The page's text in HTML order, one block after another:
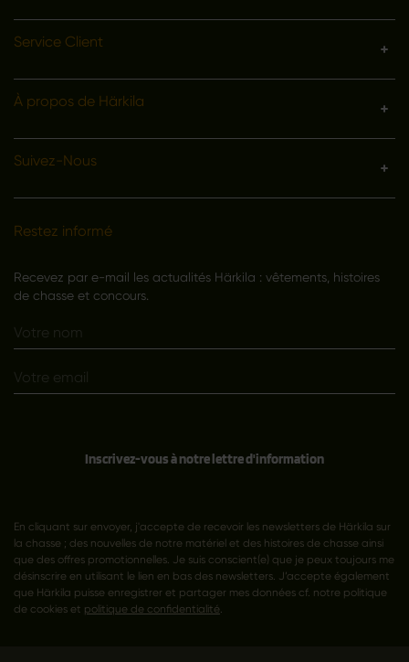
Service Client
À propos de Härkila
Suivez-Nous
Restez informé
Recevez par e-mail les actualités Härkila : vêtements, histoires
de chasse et concours.
Inscrivez-vous à notre lettre d'information
En cliquant sur envoyer, j'accepte de recevoir les newsletters de Härkila sur
la chasse ; des nouvelles de notre matériel et des histoires de chasse ainsi
que des offres promotionnelles. Je suis conscient(e) que je peux toujours me
désinscrire en utilisant le lien en bas des newsletters. J’accepte également
que Härkila puisse enregistrer et partager mes données cf. notre politique
de cookies et politique de confidentialité.